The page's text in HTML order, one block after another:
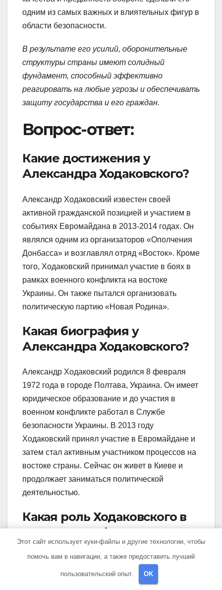
одним из самых важных и влиятельных фигур в
области безопасности.
В результате его усилий, оборонительные
структуры страны имеют солидный
фундамент, способный эффективно
реагировать на любые угрозы и обеспечивать
защиту государства и его граждан.
Вопрос-ответ:
Какие достижения у
Александра Ходаковского?
Александр Ходаковский известен своей
активной гражданской позицией и участием в
событиях Евромайдана в 2013-2014 годах. Он
являлся одним из организаторов «Ополчения
Донбасса» и возглавлял отряд «Восток». Кроме
того, Ходаковский принимал участие в боях в
рамках военного конфликта на востоке
Украины. Он также пытался организовать
политическую партию «Новая Родина».
Какая биография у
Александра Ходаковского?
Александр Ходаковский родился 8 февраля
1972 года в городе Полтава, Украина. Он имеет
юридическое образование и до участия в
военном конфликте работал в Службе
безопасности Украины. В 2013 году
Ходаковский принял участие в Евромайдане и
затем стал активным участником процессов на
востоке страны. Сейчас он живет в Киеве и
продолжает заниматься политической
деятельностью.
Какая роль Ходаковского в
военном конфликте на
востоке Украины?
Александр Ходаковский играл значительную
роль в военном конфликте на востоке Украины.
Этот сайт использует куки-файлы и другие технологии, чтобы
помочь вам в навигации, а также предоставить лучший
пользовательский опыт. OK